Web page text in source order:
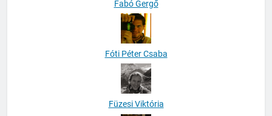
Fabó Gergő
Fóti Péter Csaba
Füzesi Viktória